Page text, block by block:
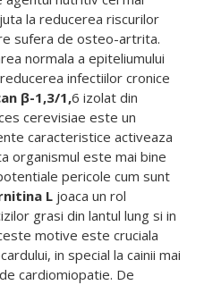
la reducerea riscurilor
sufera de osteo-artrita.
normala a epiteliumului
infectiilor cronice
β-1,3/1,6 izolat din
cerevisiae este un
caracteristice activeaza
organismul este mai bine
pericole cum sunt
L joaca un rol
grasi din lantul lung si in
motive este cruciala
in special la cainii mai
cardiomiopatie. De